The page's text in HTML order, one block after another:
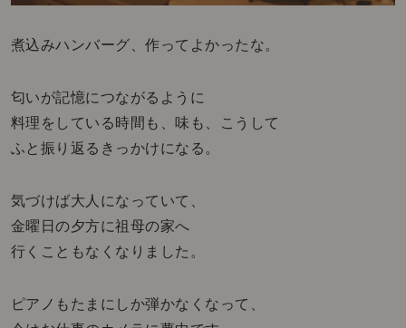
煮込みハンバーグ、作ってよかったな。
匂いが記憶につながるように
料理をしている時間も、味も、こうして
ふと振り返るきっかけになる。
気づけば大人になっていて、
金曜日の夕方に祖母の家へ
行くこともなくなりました。
ピアノもたまにしか弾かなくなって、